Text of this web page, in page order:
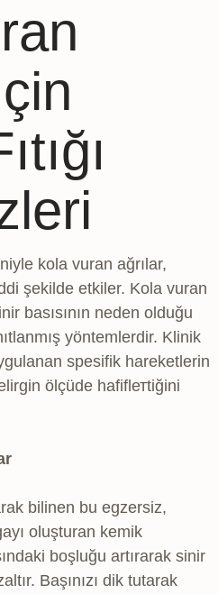
kola vuran ağrılar,
şekilde etkiler. Kola vuran
basısının neden olduğu
yöntemlerdir. Klinik
spesifik hareketlerin
ölçüde hafiflетtiğini
bilinen bu egzersiz,
oluşturan kemik
boşluğu artırarak sinir
Başınızı dik tutarak